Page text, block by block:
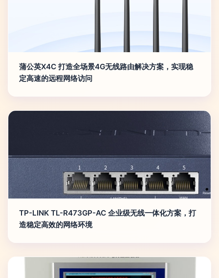
蒲公英X4C 打造全场景4G无线路由解决方案，实现稳
定高速的远程网络访问
TP-LINK TL-R473GP-AC 企业级无线一体化方案，打
造稳定高效的网络环境